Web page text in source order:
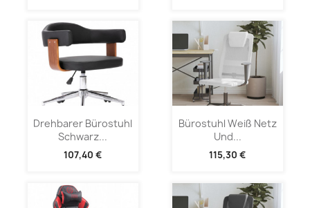
Drehbarer Bürostuhl
Schwarz...
107,40 €
Bürostuhl Weiß Netz
Und...
115,30 €